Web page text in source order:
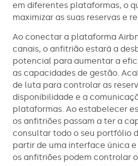
em diferentes plataformas, o
maximizar as suas reservas e
Ao conectar a plataforma
canais, o anfitrião estará a
potencial para aumentar a
as capacidades de gestão.
de luta para controlar as
disponibilidade e a
plataformas. Ao estabelecer
os anfitriões passam a ter a
consultar todo o seu portfólio
partir de uma interface única e
os anfitriões podem controlar